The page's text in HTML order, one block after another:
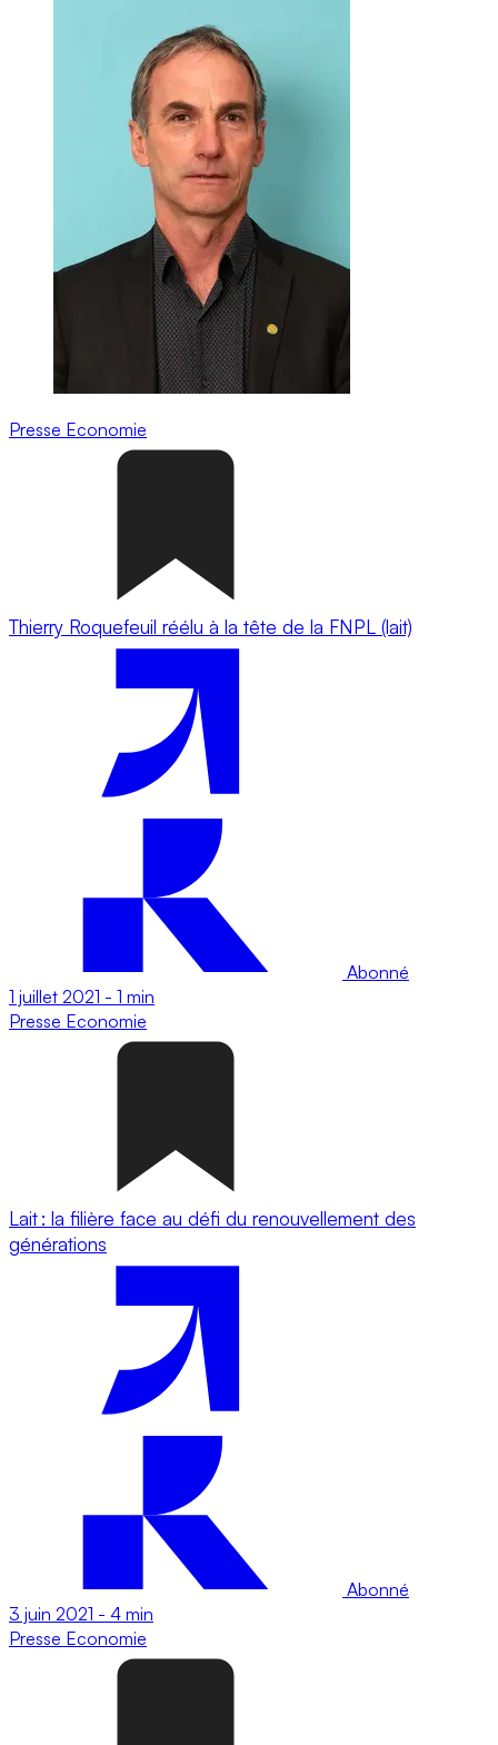
Presse Economie
Thierry Roquefeuil réélu à la tête de la FNPL (lait)
Abonné
1 juillet 2021 - 1 min
Presse Economie
Lait : la filière face au défi du renouvellement des
générations
Abonné
3 juin 2021 - 4 min
Presse Economie